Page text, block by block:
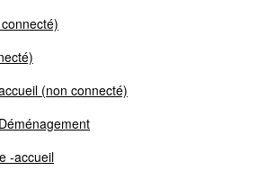
(non connecté)
-accueil